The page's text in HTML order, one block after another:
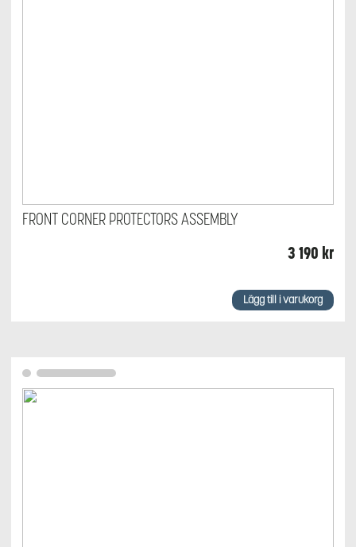
FRONT CORNER PROTECTORS ASSEMBLY
3 190 kr
Lägg till i varukorg